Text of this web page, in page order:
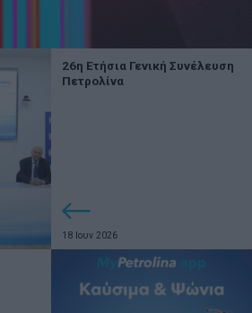
26η Ετήσια Γενική Συνέλευση
Πετρολίνα
18 Ιουν 2026